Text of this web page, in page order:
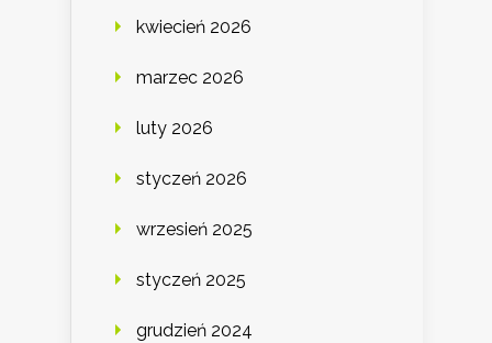
kwiecień 2026
marzec 2026
luty 2026
styczeń 2026
wrzesień 2025
styczeń 2025
grudzień 2024